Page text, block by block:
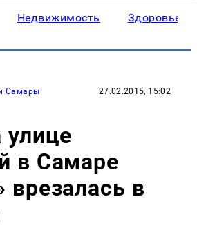
Недвижимость Здоровье
Самары 27.02.2015, 15:02
в Самаре
врезалась в